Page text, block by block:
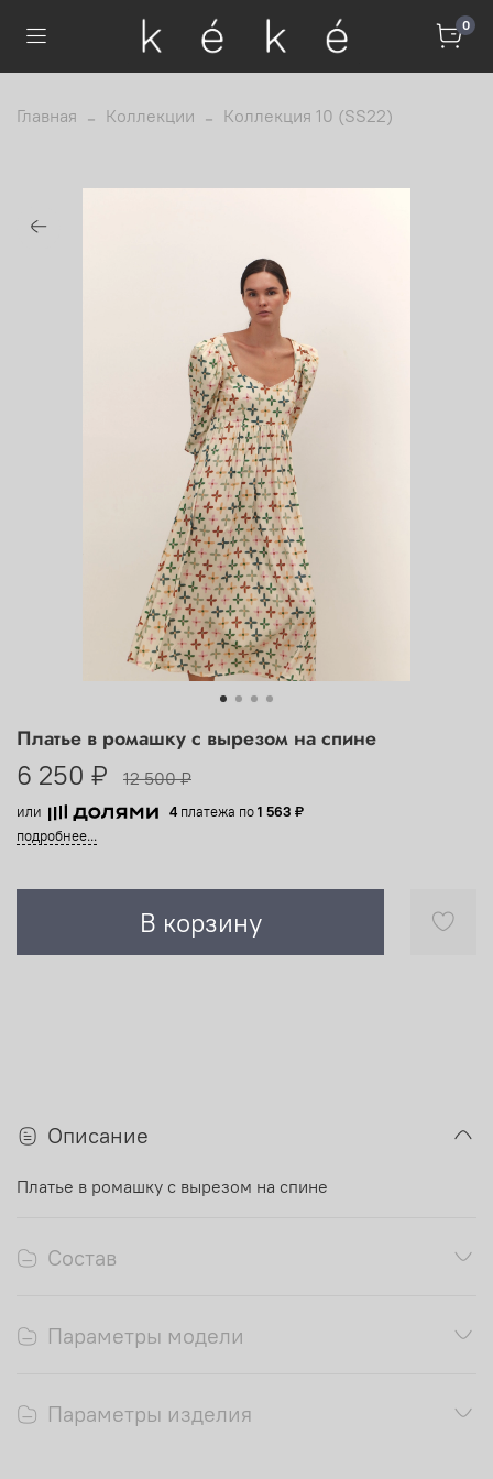
0
Главная Коллекции Коллекция 10 (SS22)
Платье в ромашку с вырезом на спине
6 250 ₽ 12 500 ₽
или 4 платежа по1 563 ₽
подробнее...
В корзину
Описание
Платье в ромашку с вырезом на спине
Состав
Параметры модели
Параметры изделия